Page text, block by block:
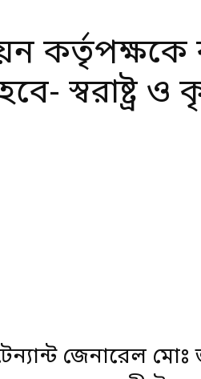
স্বরাষ্ট্র ও
জেনারেল মোঃ